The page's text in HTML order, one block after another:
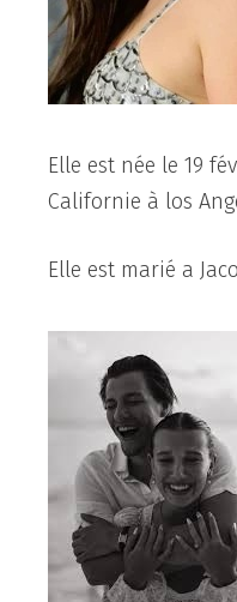
Elle est née le 19
Californie à los
Elle est marié a